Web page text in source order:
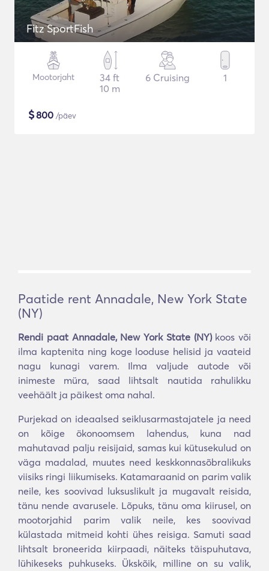
Fitz SportFish
Mootorjaht
34 ft
10 m
6 Cruising 1
$800 /päev
Paatide rent Annadale, New York State
(NY)
Rendi paat Annadale, New York State (NY)koos või
ilma kaptenita ning koge looduse helisid ja vaateid
nagu kunagi varem. Ilma valjude autode või
inimeste müra, saad lihtsalt nautida rahulikku
veehäält ja päikest oma nahal.
Purjekad on ideaalsed seiklusarmastajatele ja need
on kõige ökonoomsem lahendus, kuna nad
mahutavad palju reisijaid, samas kui kütusekulud on
väga madalad, muutes need keskkonnasõbralikuks
viisiks ringi liikumiseks. Katamaraanid on parim valik
neile, kes soovivad luksuslikult ja mugavalt reisida,
tänu nende avarusele. Lõpuks, tänu oma kiirusel, on
mootorjahid parim valik neile, kes soovivad
külastada mitmeid kohti ühes reisiga. Samuti saad
lihtsalt broneerida kiirpaadi, näiteks täispuhutava,
lühikeseks puhkuseks. Ükskõik, milline on su valik,